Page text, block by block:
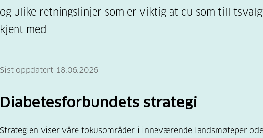
og ulike retningslinjer som er viktig at du som
kjent med
Sist oppdatert 18.06.2026
Diabetesforbundets strategi
Strategien viser våre fokusområder i inneværende